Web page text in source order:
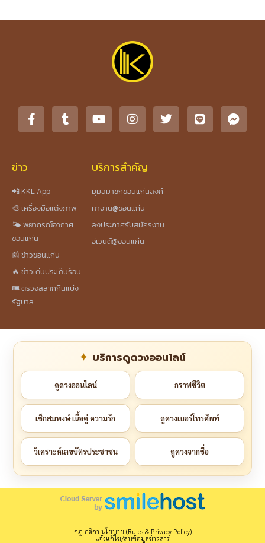
ข่าว
📲 KKL App
🎨 เครื่องมือแต่งภาพ
🌤️ พยากรณ์อากาศ
ขอนแก่น
📰 ข่าวขอนแก่น
🔥 ข่าวเด่นประเด็นร้อน
🎟️ ตรวจสลากกินแบ่ง
รัฐบาล
บริการสำคัญ
มุมสมาชิกขอนแก่นลิงก์
หางาน@ขอนแก่น
ลงประกาศรับสมัครงาน
อีเวนต์@ขอนแก่น
บริการดูดวงออนไลน์
ดูดวงออนไลน์ กราฟชีวิต
เช็กสมพงษ์ เนื้อคู่ ความรัก ดูดวงเบอร์โทรศัพท์
วิเคราะห์เลขบัตรประชาชน ดูดวงจากชื่อ
กฎ กติกา นโยบาย (Rules & Privacy Policy)
แจ้งแก้ไข/ลบข้อมูลข่าวสาร